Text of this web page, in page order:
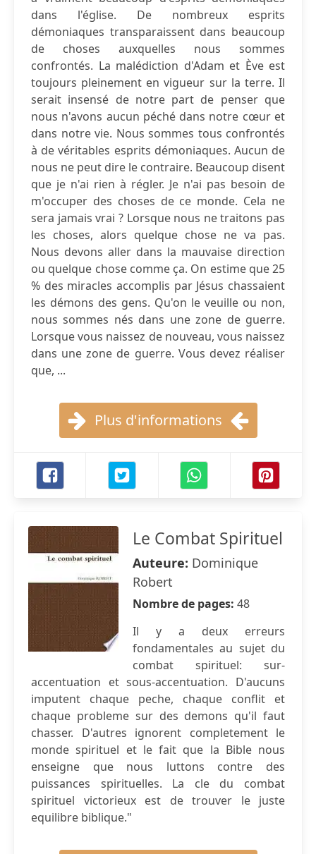
dans l'église. De nombreux esprits
démoniaques transparaissent dans beaucoup
de choses auxquelles nous sommes
confrontés. La malédiction d'Adam et Ève est
toujours pleinement en vigueur sur la terre. Il
serait insensé de notre part de penser que
nous n'avons aucun péché dans notre cœur et
dans notre vie. Nous sommes tous confrontés
à de véritables esprits démoniaques. Aucun de
nous ne peut dire le contraire. Beaucoup disent
que je n'ai rien à régler. Je n'ai pas besoin de
m'occuper des choses de ce monde. Cela ne
sera jamais vrai ? Lorsque nous ne traitons pas
les choses, alors quelque chose ne va pas.
Nous devons aller dans la mauvaise direction
ou quelque chose comme ça. On estime que 25
% des miracles accomplis par Jésus chassaient
les démons des gens. Qu'on le veuille ou non,
nous sommes nés dans une zone de guerre.
Lorsque vous naissez de nouveau, vous naissez
dans une zone de guerre. Vous devez réaliser
que, ...
Plus d'informations
Le Combat Spirituel
Auteure: Dominique
Robert
Nombre de pages: 48
Il y a deux erreurs
fondamentales au sujet du
combat spirituel: sur-
accentuation et sous-accentuation. D'aucuns
imputent chaque peche, chaque conflit et
chaque probleme sur des demons qu'il faut
chasser. D'autres ignorent completement le
monde spirituel et le fait que la Bible nous
enseigne que nous luttons contre des
puissances spirituelles. La cle du combat
spirituel victorieux est de trouver le juste
equilibre biblique."